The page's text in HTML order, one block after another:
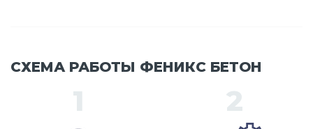
СХЕМА РАБОТЫ ФЕНИКС БЕТОН